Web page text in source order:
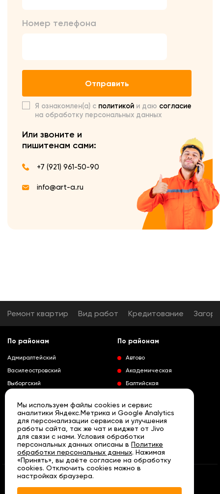
Номер телефона
Отправить
Я ознакомлен(а) с политикой и даю согласие
на обработку персональных данных
Или звоните и
пишитенам сами:
+7 (921) 961-50-90
info@art-a.ru
Ремонт квартир Вид работ Кредитование
По районам
Адмиралтейский
Василеостровский
Выборгский
Колпинский
Красногвардейский
Краносельский
Кронштадтский
Курортный
Петроградский
Развернуть
По районам
Автово
Академическая
Балтийская
Выборгская
Гражданский проспект
Девяткино
Кировский завод
Ленинский проспект
Нарвская
© «АРТА» Санкт - Петербург, 2007 - 2026
Мы используем файлы cookies и сервис
аналитики Яндекс.Метрика и Google Analytics
для персонализации сервисов и улучшения
работы сайта, так же чат и виджет от Jivo
для связи с нами. Условия обработки
персональных данных описаны в Политике
обработки персональных данных. Нажимая
«Принять», вы даёте согласие на обработку
cookies. Отключить cookies можно в
настройках браузера.